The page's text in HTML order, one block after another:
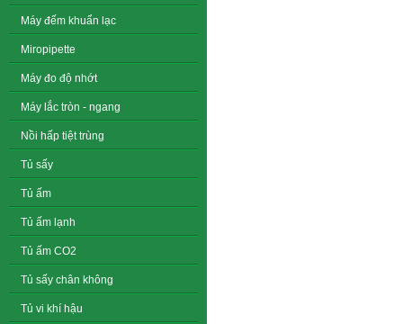
Máy đếm khuẩn lạc
Miropipette
Máy đo độ nhớt
Máy lắc tròn - ngang
Nồi hấp tiệt trùng
Tủ sấy
Tủ ấm
Tủ ấm lạnh
Tủ ấm CO2
Tủ sấy chân không
Tủ vi khí hậu